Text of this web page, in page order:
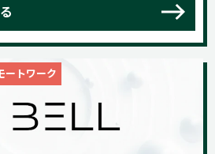
ートワーク